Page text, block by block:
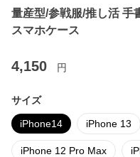
量産型/参戦服/推し活 手
スマホケース
4,150 円
サイズ
iPhone14 iPhone 13
iPhone 12 Pro Max